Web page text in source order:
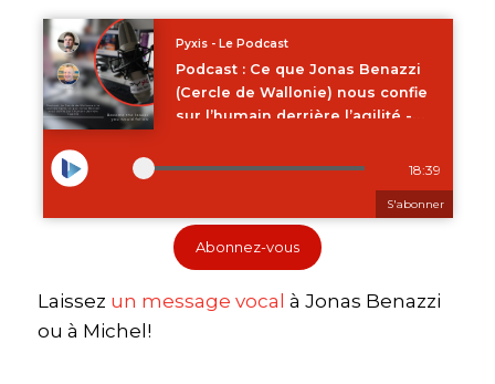
Abonnez-vous
Laissez ⁠un message vocal⁠ à Jonas Benazzi
ou à Michel!